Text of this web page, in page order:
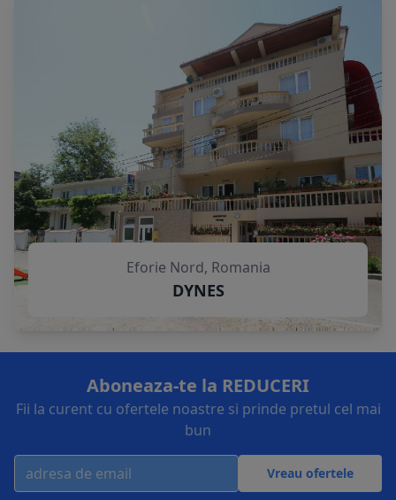
Eforie Nord, Romania
DYNES
Aboneaza-te la REDUCERI
Fii la curent cu ofertele noastre si prinde pretul cel mai
bun
Vreau ofertele